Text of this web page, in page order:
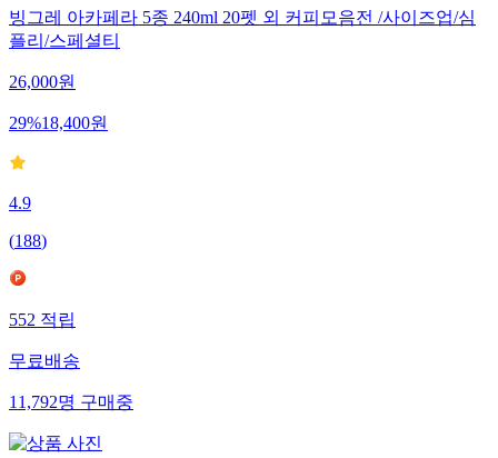
빙그레 아카페라 5종 240ml 20펫 외 커피모음전 /사이즈업/심
플리/스페셜티
26,000원
29%18,400원
4.9
(188)
552적립
무료배송
11,792명구매중